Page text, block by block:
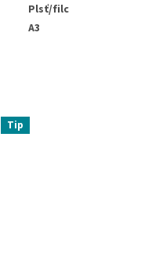
Tip
Plsť/filc
A3